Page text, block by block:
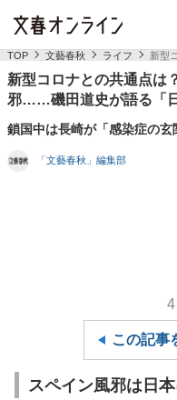
TOP 文藝春秋 ライフ 新型
新型コロナとの共通点
邪……磯田道史が語る「
鎖国中は長崎が「感染症の玄
「文藝春秋」編集部
4
この記事
スペイン風邪は日